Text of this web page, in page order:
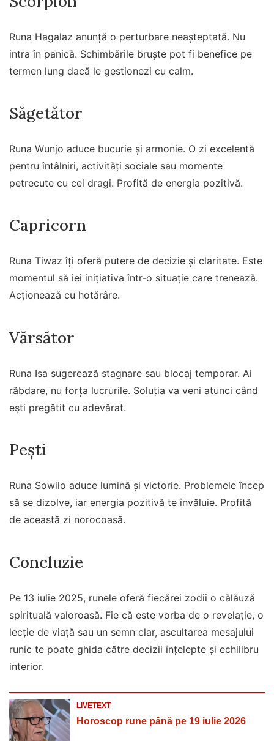
Runa Hagalaz anunță o perturbare neașteptată. Nu
intra în panică. Schimbările bruște pot fi benefice pe
termen lung dacă le gestionezi cu calm.
Săgetător
Runa Wunjo aduce bucurie și armonie. O zi excelentă
pentru întâlniri, activități sociale sau momente
petrecute cu cei dragi. Profită de energia pozitivă.
Capricorn
Runa Tiwaz îți oferă putere de decizie și claritate. Este
momentul să iei inițiativa într-o situație care trenează.
Acționează cu hotărâre.
Vărsător
Runa Isa sugerează stagnare sau blocaj temporar. Ai
răbdare, nu forța lucrurile. Soluția va veni atunci când
ești pregătit cu adevărat.
Pești
Runa Sowilo aduce lumină și victorie. Problemele încep
să se dizolve, iar energia pozitivă te învăluie. Profită
de această zi norocoasă.
Concluzie
Pe 13 iulie 2025, runele oferă fiecărei zodii o călăuză
spirituală valoroasă. Fie că este vorba de o revelație, o
lecție de viață sau un semn clar, ascultarea mesajului
runic te poate ghida către decizii înțelepte și echilibru
interior.
LIVETEXT
Horoscop rune până pe 19 iulie 2026